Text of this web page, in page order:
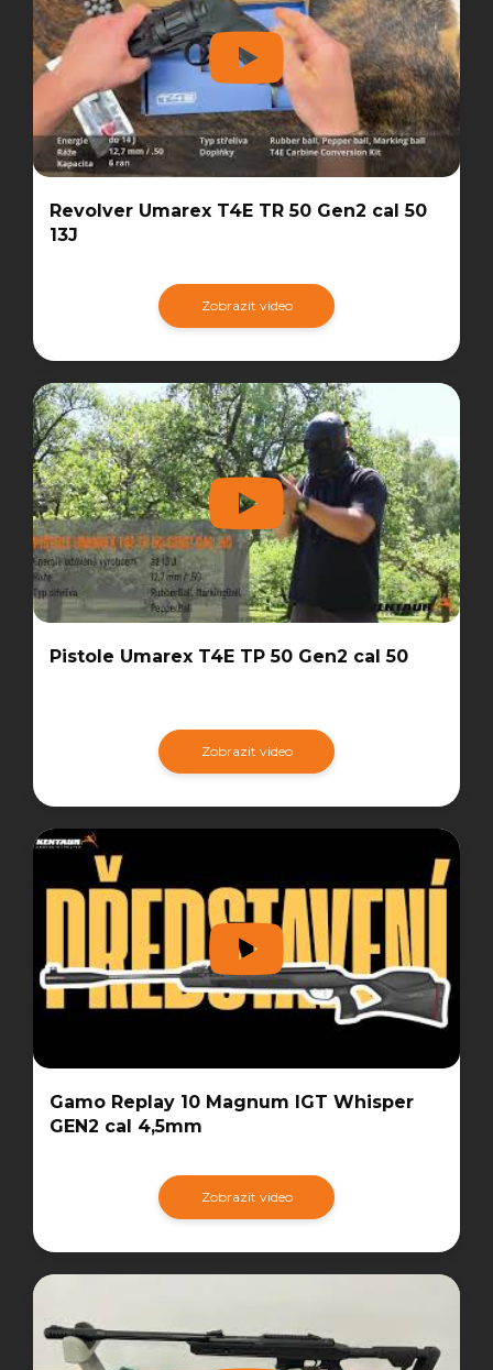
Revolver Umarex T4E TR 50 Gen2 cal 50
13J
Zobrazit video
Pistole Umarex T4E TP 50 Gen2 cal 50
Zobrazit video
Gamo Replay 10 Magnum IGT Whisper
GEN2 cal 4,5mm
Zobrazit video